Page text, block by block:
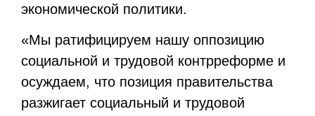
экономической политики.
«Мы ратифицируем нашу оппозицию
социальной и трудовой контрреформе и
осуждаем, что позиция правительства
разжигает социальный и трудовой